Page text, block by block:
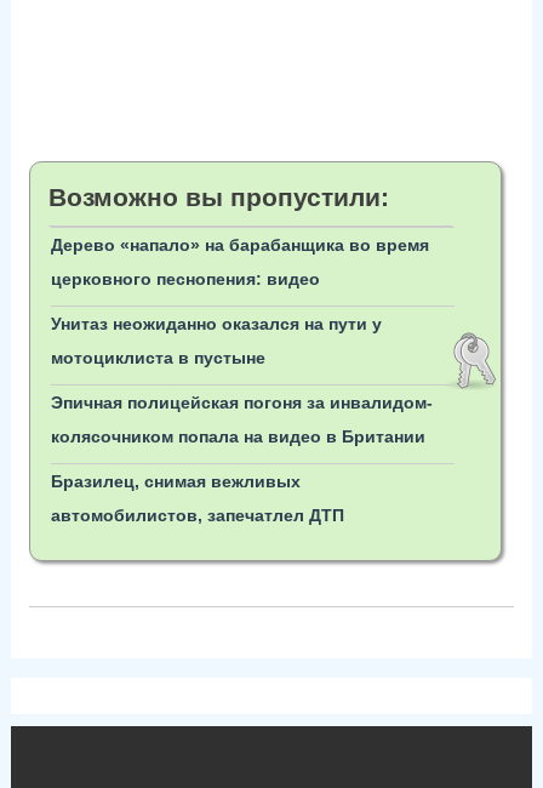
Возможно вы пропустили:
Дерево «напало» на барабанщика во время
церковного песнопения: видео
Унитаз неожиданно оказался на пути у
мотоциклиста в пустыне
Эпичная полицейская погоня за инвалидом-
колясочником попала на видео в Британии
Бразилец, снимая вежливых
автомобилистов, запечатлел ДТП